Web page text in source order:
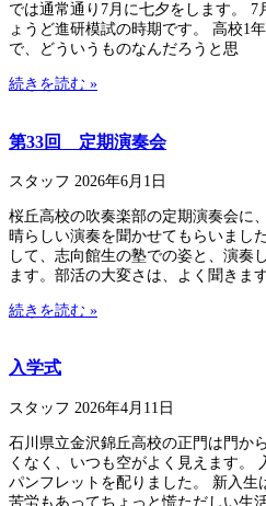
では通常通り7月に七夕をします。
ょうど進研模試の時期です。 高校1
で、どういうものなんだろうと思
続きを読む »
第33回 定期演奏会
スタッフ 2026年6月1日
桜丘高校の吹奏楽部の定期演奏会に
晴らしい演奏を聞かせてもらいまし
して、志向館生の塾での姿と、演奏
ます。部活の大変さは、よく聞きます
続きを読む »
入学式
スタッフ 2026年4月11日
石川県立金沢錦丘高校の正門は門か
くなく、いつも空がよく見えます。
パンフレットを配りました。 新入生
苦労もあってちょっと慌ただしい生